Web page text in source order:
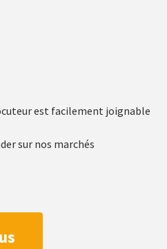
est facilement joignable
sur nos marchés